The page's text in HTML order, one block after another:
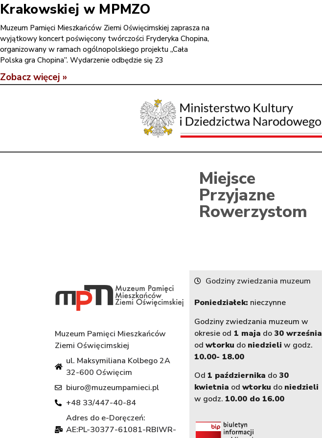
Krakowskiej w MPMZO
Muzeum Pamięci Mieszkańców Ziemi Oświęcimskiej zaprasza na
wyjątkowy koncert poświęcony twórczości Fryderyka Chopina,
organizowany w ramach ogólnopolskiego projektu „Cała
Polska gra Chopina”. Wydarzenie odbędzie się 23
Zobacz więcej »
Miejsce
Przyjazne
Rowerzystom
Muzeum Pamięci Mieszkańców
Ziemi Oświęcimskiej
ul. Maksymiliana Kolbego 2A
32-600 Oświęcim
biuro@muzeumpamieci.pl
+48 33/447-40-84
Adres do e-Doręczeń:
AE:PL-30377-61081-RBIWR-
Godziny zwiedzania muzeum
Poniedziałek: nieczynne
Godziny zwiedzania muzeum w
okresie od 1 maja do 30 września
od wtorku do niedzieli w godz.
10.00- 18.00
Od 1 października do 30
kwietnia od wtorku do niedzieli
w godz. 10.00 do 16.00